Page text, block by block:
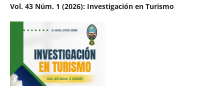
Vol. 43 Núm. 1 (2026): Investigación en Turismo